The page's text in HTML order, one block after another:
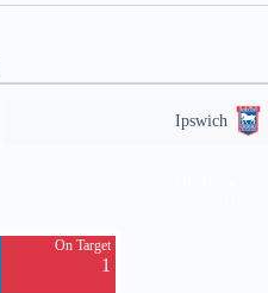
Ipswich
On Target
1